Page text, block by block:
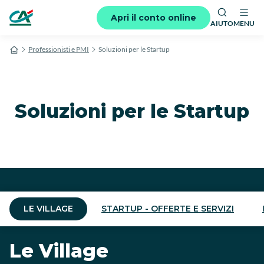
Apri il conto online
AIUTOMENU
Professionisti e PMI Soluzioni per le Startup
Soluzioni per le Startup
Le Village
Offerte e servizi per le
Sviluppo internazionale
Flexibusiness
SMART&START
LE VILLAGE STARTUP - OFFERTE E SERVIZI